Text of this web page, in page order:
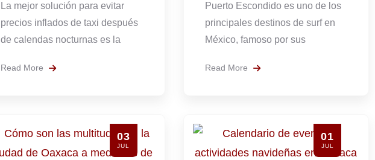
La mejor solución para evitar
precios inflados de taxi después
de calendas nocturnas es la
Read More
Puerto Escondido es uno de los
principales destinos de surf en
México, famoso por sus
Read More
03
JUL
01
JUL